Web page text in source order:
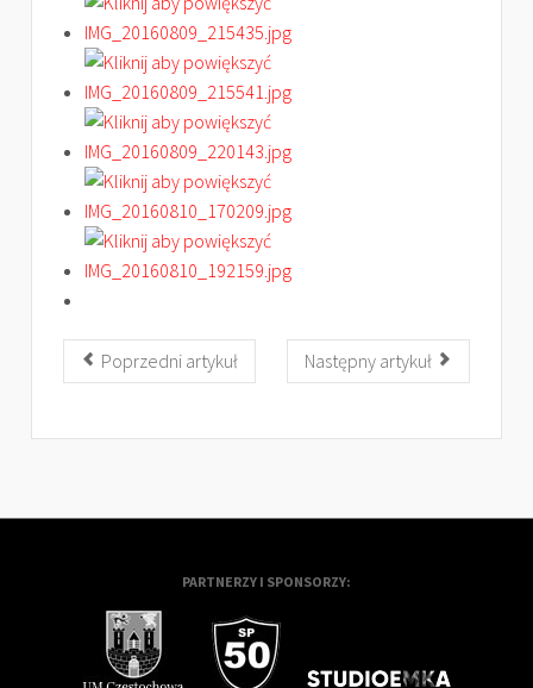
Poprzedni artykuł Następny artykuł
PARTNERZY I SPONSORZY: